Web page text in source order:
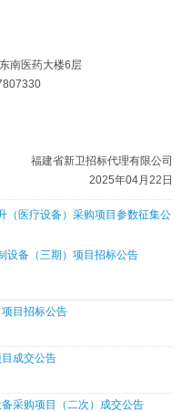
南医药大楼6层
福建省新卫招标代理有限公司
2025年04月22日
（医疗设备）采购项目参数征集公
设备（三期）项目招标公告
目招标公告
成交公告
采购项目（二次）成交公告